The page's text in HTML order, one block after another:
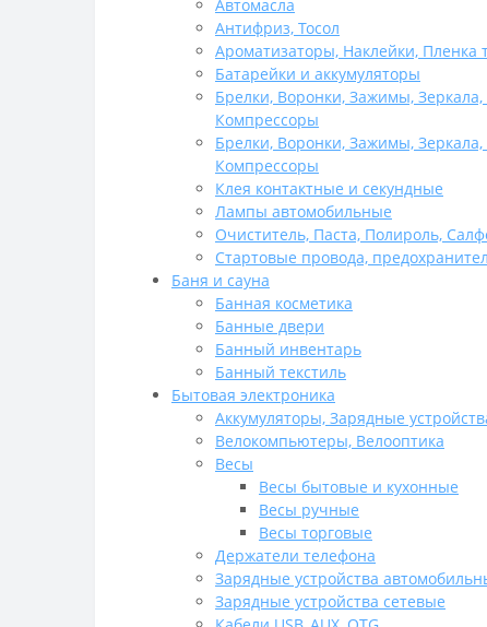
Автомасла
Антифриз, Тосол
Ароматизаторы, Наклейки, Пленка
Батарейки и аккумуляторы
Брелки, Воронки, Зажимы,
Компрессоры
Брелки, Воронки, Зажимы,
Компрессоры
Клея контактные и секундные
Лампы автомобильные
Очиститель, Паста, Полироль,
Стартовые провода,
Баня и сауна
Банная косметика
Банные двери
Банный инвентарь
Банный текстиль
Бытовая электроника
Аккумуляторы, Зарядные
Велокомпьютеры, Велооптика
Весы
Весы бытовые и кухонные
Весы ручные
Весы торговые
Держатели телефона
Зарядные устройства
Зарядные устройства сетевые